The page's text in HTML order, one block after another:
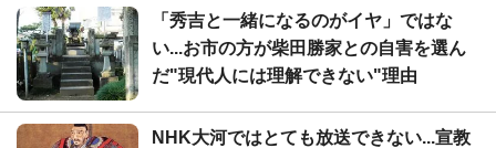
「秀吉と一緒になるのがイヤ」ではな
い...お市の方が柴田勝家との自害を選ん
だ"現代人には理解できない"理由
NHK大河ではとても放送できない...宣教